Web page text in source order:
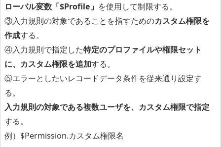
ローバル変数「$Profile」 を使用して制限する。
③入力規則の対象であることを指すためのカスタム権限を
作成する。
④入力規則で指定した特定のプロファイルや権限セット
に、カスタム権限を追加する。
⑤エラーとしたいレコードデータ条件を従来通り設定す
る。
入力規則の対象である複数ユーザを、カスタム権限で指定
する。
例）$Permission.カスタム権限名